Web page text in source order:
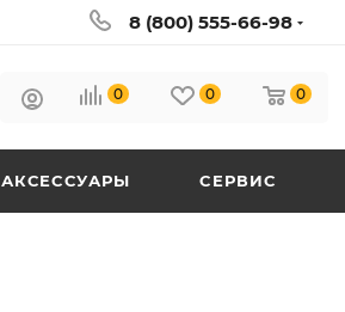
8 (800) 555-66-98
0 0 0
АКСЕССУАРЫ СЕРВИС